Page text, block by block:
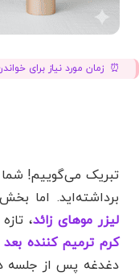
زمان مورد نیاز برای
تبریک می‌گوییم!
برداشته‌اید. اما
لیزر موهای زائد،
کرم ترمیم کننده بعد
دغدغه پس از جلسه